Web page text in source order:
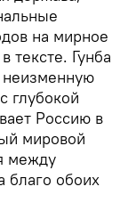
на мирное
тексте. Гунба
неизменную
глубокой
Россию в
мировой
между
благо обоих